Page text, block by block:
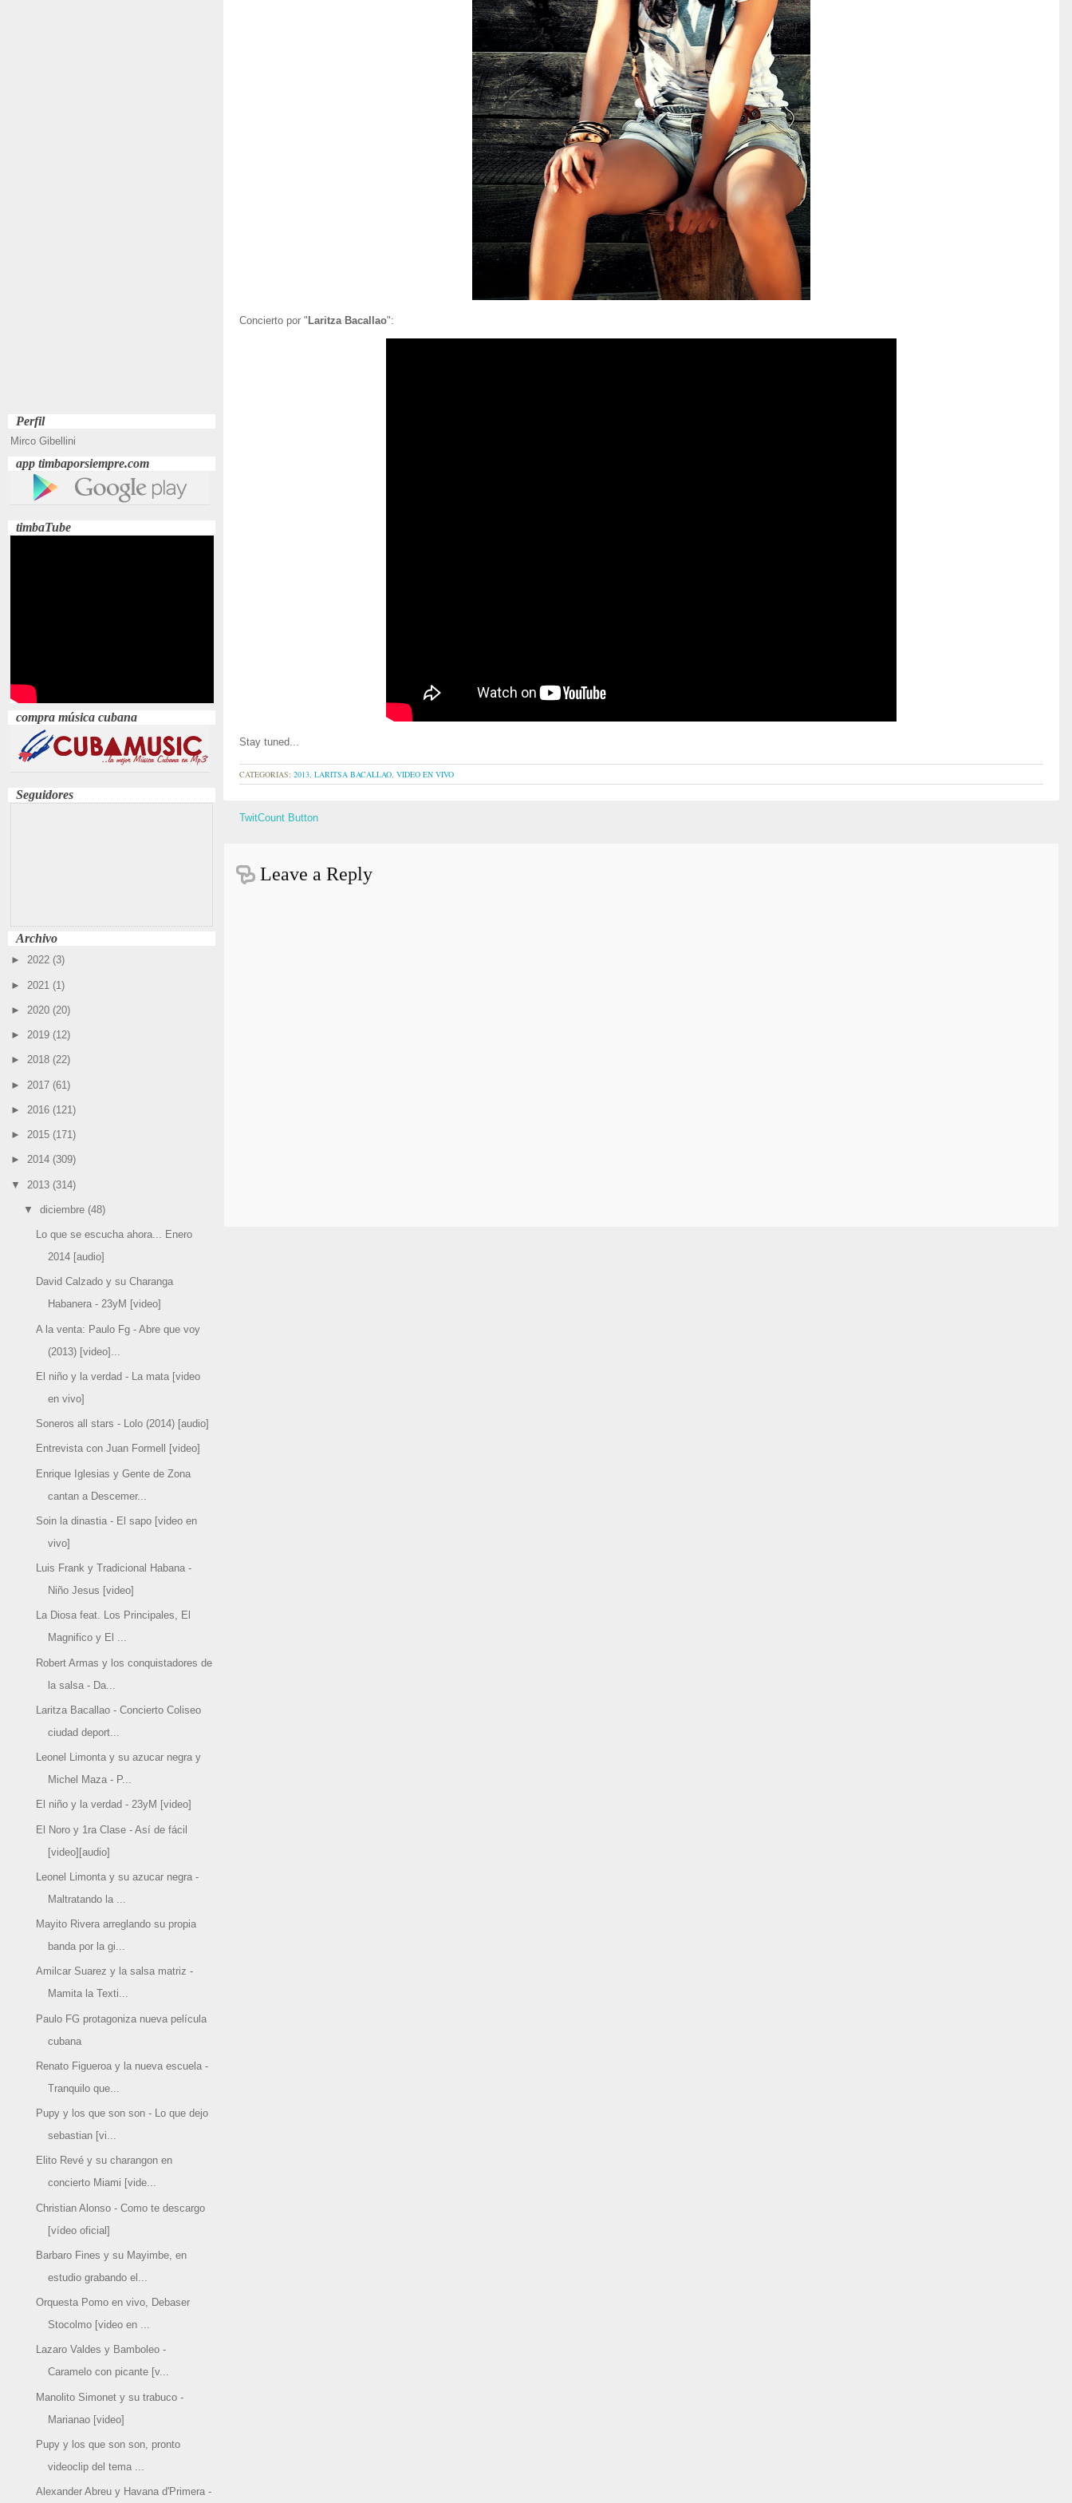
Perfil
Mirco Gibellini
app timbaporsiempre.com
timbaTube
compra música cubana
Seguidores
Archivo
► 2022 (3)
► 2021 (1)
► 2020 (20)
► 2019 (12)
► 2018 (22)
► 2017 (61)
► 2016 (121)
► 2015 (171)
► 2014 (309)
▼ 2013 (314)
▼ diciembre (48)
Lo que se escucha ahora... Enero
2014 [audio]
David Calzado y su Charanga
Habanera - 23yM [video]
A la venta: Paulo Fg - Abre que voy
(2013) [video]...
El niño y la verdad - La mata [video
en vivo]
Soneros all stars - Lolo (2014) [audio]
Entrevista con Juan Formell [video]
Enrique Iglesias y Gente de Zona
cantan a Descemer...
Soin la dinastia - El sapo [video en
vivo]
Luis Frank y Tradicional Habana -
Niño Jesus [video]
La Diosa feat. Los Principales, El
Magnifico y El ...
Robert Armas y los conquistadores de
la salsa - Da...
Laritza Bacallao - Concierto Coliseo
ciudad deport...
Leonel Limonta y su azucar negra y
Michel Maza - P...
El niño y la verdad - 23yM [video]
El Noro y 1ra Clase - Así de fácil
[video][audio]
Leonel Limonta y su azucar negra -
Maltratando la ...
Mayito Rivera arreglando su propia
banda por la gi...
Amilcar Suarez y la salsa matriz -
Mamita la Texti...
Paulo FG protagoniza nueva película
cubana
Renato Figueroa y la nueva escuela -
Tranquilo que...
Pupy y los que son son - Lo que dejo
sebastian [vi...
Elito Revé y su charangon en
concierto Miami [vide...
Christian Alonso - Como te descargo
[vídeo oficial]
Barbaro Fines y su Mayimbe, en
estudio grabando el...
Orquesta Pomo en vivo, Debaser
Stocolmo [video en ...
Lazaro Valdes y Bamboleo -
Caramelo con picante [v...
Manolito Simonet y su trabuco -
Marianao [video]
Pupy y los que son son, pronto
videoclip del tema ...
Alexander Abreu y Havana d'Primera -
Concierto por " Laritza Bacallao":
Stay tuned...
CATEGORIAS: 2013, LARITSA BACALLAO, VIDEO EN VIVO
TwitCount Button
Leave a Reply